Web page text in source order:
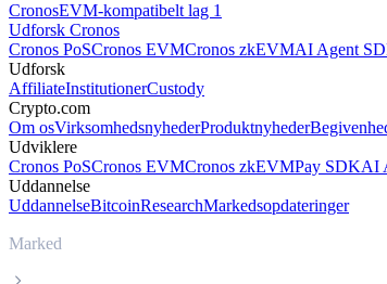
CronosEVM-kompatibelt lag 1
Udforsk Cronos
Cronos PoSCronos EVMCronos zkEVMAI Agent
Udforsk
AffiliateInstitutionerCustody
Crypto.com
Om osVirksomhedsnyhederProduktnyheder
Udviklere
Cronos PoSCronos EVMCronos zkEVMPay SDKAI
Uddannelse
UddannelseBitcoinResearchMarkedsopdateringer
Marked